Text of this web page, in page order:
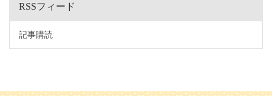
RSSフィード
記事購読